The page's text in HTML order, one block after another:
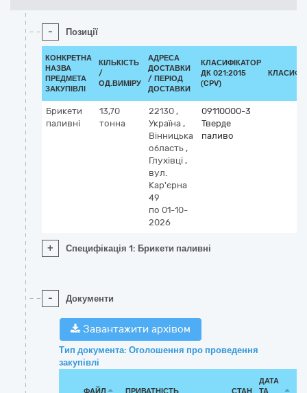
- Позиції
КОНКРЕТНА
НАЗВА
ПРЕДМЕТА
ЗАКУПІВЛІ
КІЛЬКІСТЬ
/
ОД.ВИМІРУ
АДРЕСА
ДОСТАВКИ
/ ПЕРІОД
ДОСТАВКИ
КЛАСИФІКАТОР
ДК 021:2015
(CPV)
Брикети
паливні
13,70
тонна
22130 ,
Україна ,
Вінницька
область ,
Глухівці ,
вул.
Кар'єрна
49
по 01-10-
2026
09110000-3
Тверде
паливо
+ Специфікація 1: Брикети паливні
- Документи
Завантажити архівом
Тип документа: Оголошення про проведення
закупівлі
ДАТА